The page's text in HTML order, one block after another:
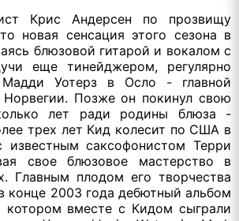
Крис Андерсен по прозвищу
новая сенсация этого сезона в
блюзовой гитарой и вокалом с
еще тинейджером, регулярно
Уотерз в Осло - главной
Позже он покинул свою
лет ради родины блюза -
трех лет Кид колесит по США в
известным саксофонистом Терри
свое блюзовое мастерство в
Главным плодом его творчества
конце 2003 года дебютный альбом
котором вместе с Кидом сыграли